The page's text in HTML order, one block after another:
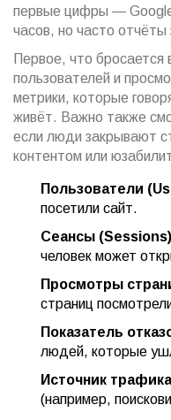
первые цифры —
часов, но часто
Первое, что бросается
пользователей и
метрики, которые
живёт. Важно также
если люди закрывают
контентом или
Пользователи
посетили сайт.
Сеансы
человек может
Просмотры
страниц
Показатель
людей, которые
Источник
(например,